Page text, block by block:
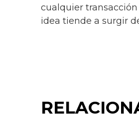
cualquier
idea tiende a surgir